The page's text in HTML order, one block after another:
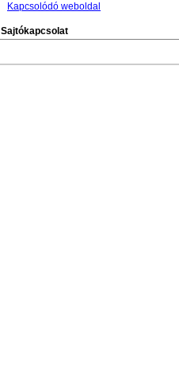
Kapcsolódó weboldal
Sajtókapcsolat